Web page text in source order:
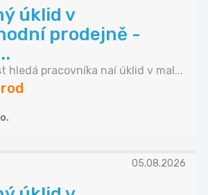
úklid v
prodejně -
hledá pracovníka naí úklid v mal...
05.08.2026